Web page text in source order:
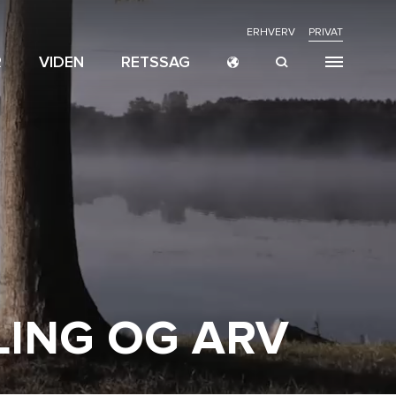
NAVIGATION
TOP
MENU
ERHVERV PRIVAT
VIDEN RETSSAG
NAVIGATION
MENU
SPECIALER KARRIERE PERSONER
OG ARV